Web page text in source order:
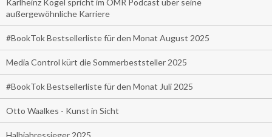
Karlheinz Kögel spricht im OMR Podcast über seine
außergewöhnliche Karriere
#BookTok Bestsellerliste für den Monat August 2025
Media Control kürt die Sommerbeststeller 2025
#BookTok Bestsellerliste für den Monat Juli 2025
Otto Waalkes - Kunst in Sicht